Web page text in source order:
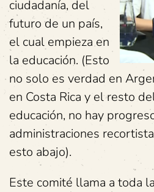
ciudadanía, del
futuro de un país,
el cual empieza en
la educación. (Esto
no solo es verdad en
en Costa Rica y el resto
educación, no hay
administraciones
esto abajo).
Este comité llama a toda